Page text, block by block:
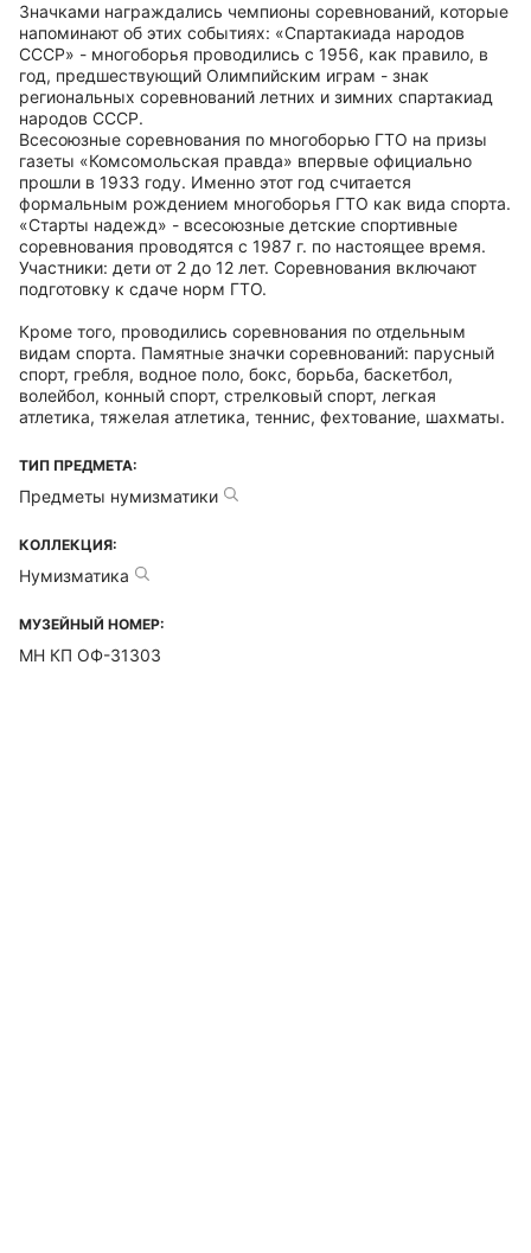
Значками награждались чемпионы соревнований, которые
напоминают об этих событиях: «Спартакиада народов
СССР» - многоборья проводились с 1956, как правило, в
год, предшествующий Олимпийским играм - знак
региональных соревнований летних и зимних спартакиад
народов СССР.
Всесоюзные соревнования по многоборью ГТО на призы
газеты «Комсомольская правда» впервые официально
прошли в 1933 году. Именно этот год считается
формальным рождением многоборья ГТО как вида спорта.
«Старты надежд» - всесоюзные детские спортивные
соревнования проводятся с 1987 г. по настоящее время.
Участники: дети от 2 до 12 лет. Соревнования включают
подготовку к сдаче норм ГТО.
Кроме того, проводились соревнования по отдельным
видам спорта. Памятные значки соревнований: парусный
спорт, гребля, водное поло, бокс, борьба, баскетбол,
волейбол, конный спорт, стрелковый спорт, легкая
атлетика, тяжелая атлетика, теннис, фехтование, шахматы.
ТИП ПРЕДМЕТА:
Предметы нумизматики
КОЛЛЕКЦИЯ:
Нумизматика
МУЗЕЙНЫЙ НОМЕР:
МН КП ОФ-31303